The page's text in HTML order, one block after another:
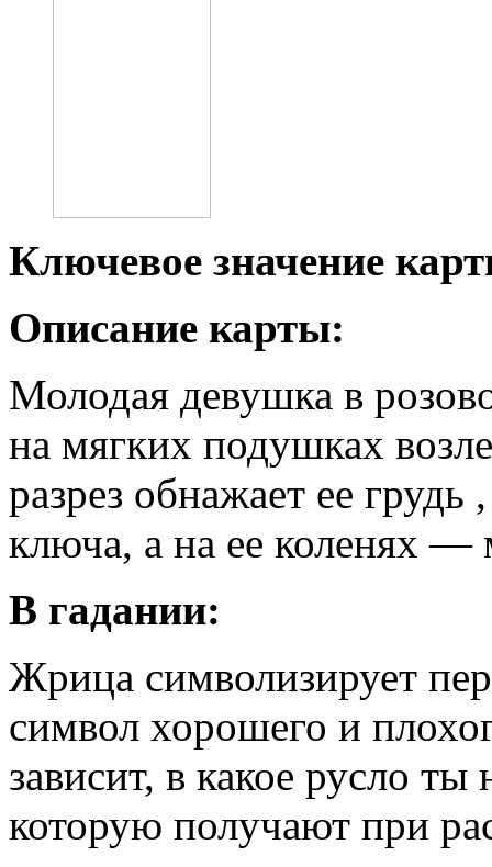
Ключевое значение
Описание карты:
Молодая девушка в
на мягких подушках
разрез обнажает ее
ключа, а на ее коленях —
В гадании:
Жрица символизирует
символ хорошего и
зависит, в какое русло
которую получают при